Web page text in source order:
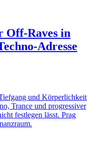
Off-Raves in
Adresse
und Körperlichkeit
Trance und progressiver
festlegen lässt. Prag